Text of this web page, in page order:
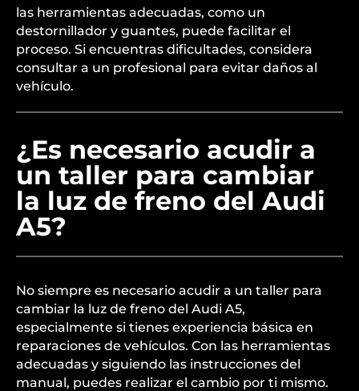
las herramientas adecuadas, como un
destornillador y guantes, puede facilitar el
proceso. Si encuentras dificultades, considera
consultar a un profesional para evitar daños al
vehículo.
¿Es necesario acudir a
un taller para cambiar
la luz de freno del Audi
A5?
No siempre es necesario acudir a un taller para
cambiar la luz de freno del Audi A5,
especialmente si tienes experiencia básica en
reparaciones de vehículos. Con las herramientas
adecuadas y siguiendo las instrucciones del
manual, puedes realizar el cambio por ti mismo.